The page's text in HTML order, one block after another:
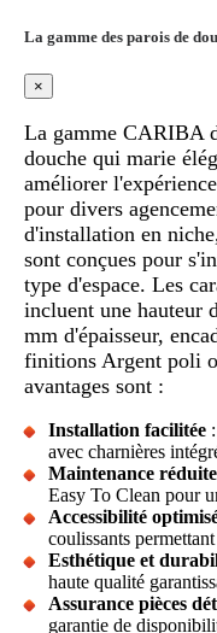
La gamme des parois de
×
La gamme CARIBA
douche qui marie
améliorer
pour divers
d'installation en
sont conçues pour
type d'espace. Les
incluent une hauteur
mm d'épaisseur,
finitions Argent poli
avantages sont :
Installation facilitée
avec charnières
Maintenance réduite
Easy To Clean pour
Accessibilité
coulissants
Esthétique et
haute qualité
Assurance pièces
garantie de